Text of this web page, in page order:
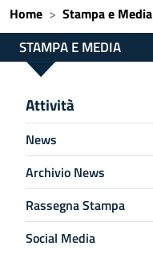
Home Stampa e Media
STAMPA E MEDIA
Attività
News
Archivio News
Rassegna Stampa
Social Media